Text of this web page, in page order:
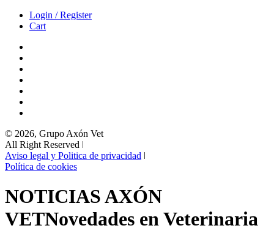
Login / Register
Cart
© 2026, Grupo Axón Vet
All Right Reserved ǀ
Aviso legal y Politica de privacidad ǀ
Política de cookies
NOTICIAS AXÓN
VETNovedades en Veterinaria